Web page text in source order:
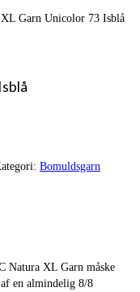
Garn Unicolor 73 Isblå
Bomuldsgarn
Natura XL Garn måske
en almindelig 8/8